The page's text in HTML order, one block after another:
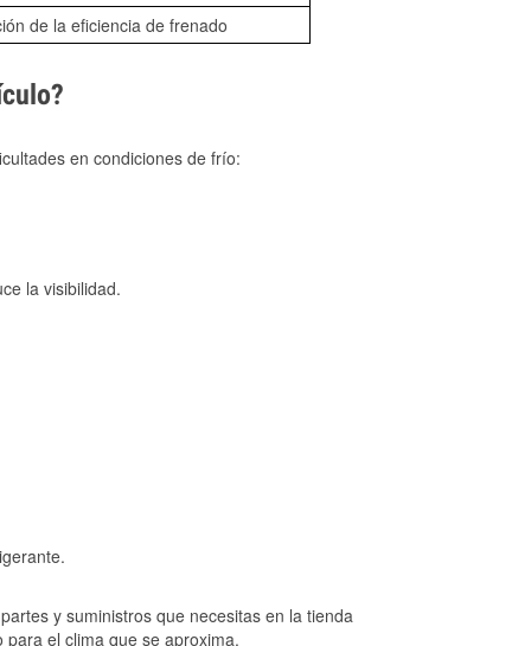
de la eficiencia de frenado
en condiciones de frío:
la visibilidad.
y suministros que necesitas en la tienda
el clima que se aproxima.